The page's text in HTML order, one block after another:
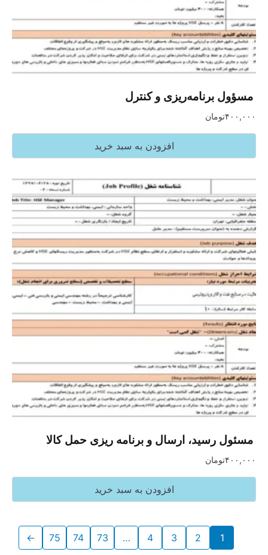
‏ مسؤول برنامه‌ریزی و کنترل
۴۰۰,۰۰۰تومان
افزودن به سبد خرید
‏ مسئول رسید، ارسال و برنامه ریزی حمل کالا
۴۰۰,۰۰۰تومان
افزودن به سبد خرید
1
2
3
4
…
73
74
75
←